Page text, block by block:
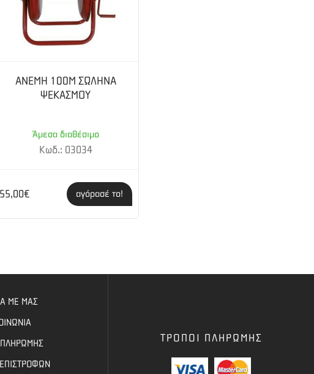
κ.α.
ΑΝΕΜΗ 100Μ ΣΩΛΗΝΑ
ΨΕΚΑΣΜΟΥ
Άμεσα διαθέσιμο
Κωδ.: 03034
55,00€ αγόρασέ το!
ΜΕ ΜΑΣ
ΤΡΟΠΟΙ ΠΛΗΡΩΜΗΣ